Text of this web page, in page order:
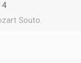
Souto.